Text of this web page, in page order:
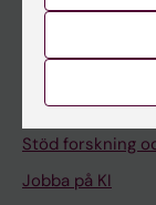
Stöd forskning
Jobba på KI